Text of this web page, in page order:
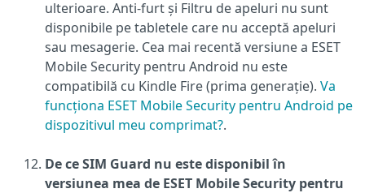
ulterioare. Anti-furt și Filtru de apeluri nu sunt
disponibile pe tabletele care nu acceptă apeluri
sau mesagerie. Cea mai recentă versiune a ESET
Mobile Security pentru Android nu este
compatibilă cu Kindle Fire (prima generație). Va
funcționa ESET Mobile Security pentru Android pe
dispozitivul meu comprimat?.
De ce SIM Guard nu este disponibil în
versiunea mea de ESET Mobile Security pentru